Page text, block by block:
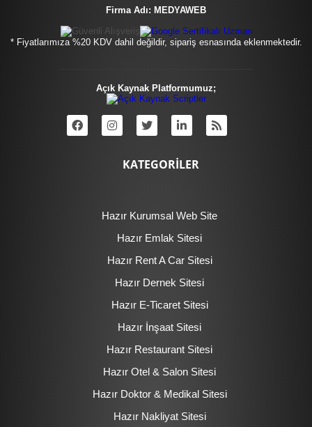
Firma Adı: MEDYAWEB
* Fiyatlarımıza %20 KDV dahil değildir, sipariş esnasında eklenmektedir.
Açık Kaynak Platformumuz;
KATEGORİLER
Hazır Kurumsal Web Site
Hazır Emlak Sitesi
Hazır Rent A Car Sitesi
Hazır Dernek Sitesi
Hazır E-Ticaret Sitesi
Hazır İnşaat Sitesi
Hazır Restaurant Sitesi
Hazır Otel & Salon Sitesi
Hazır Doktor & Medikal Sitesi
Hazır Nakliyat Sitesi